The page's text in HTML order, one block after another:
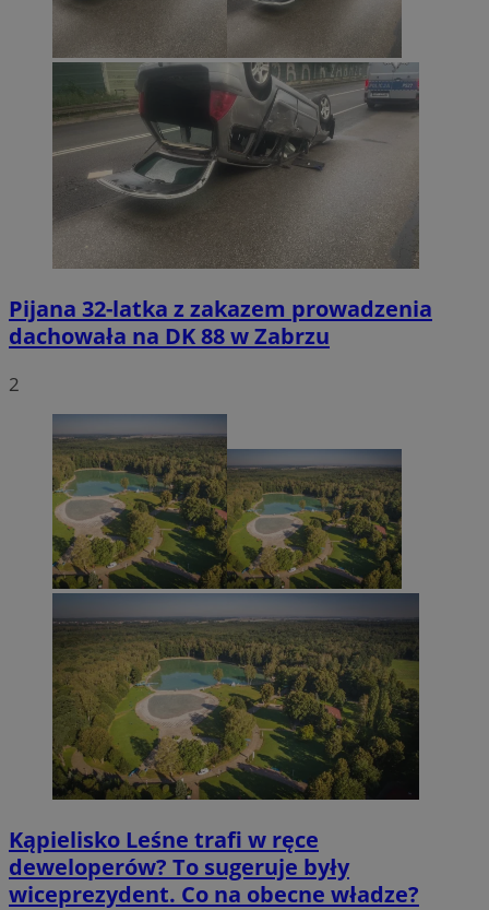
Pijana 32-latka z zakazem prowadzenia
dachowała na DK 88 w Zabrzu
2
Kąpielisko Leśne trafi w ręce
deweloperów? To sugeruje były
wiceprezydent. Co na obecne władze?